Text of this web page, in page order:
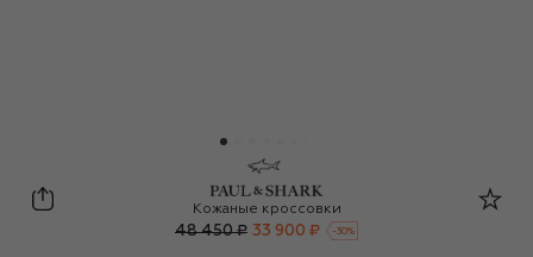
Paul&Shark
Кожаные кроссовки
48 450 ₽ 33 900 ₽ -30%